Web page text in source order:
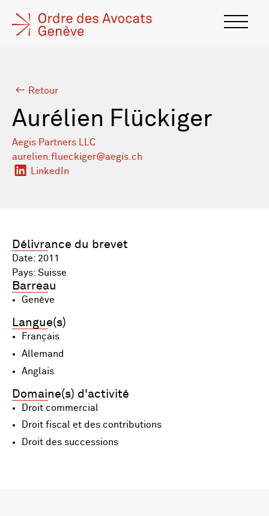
Retour
Aurélien Flückiger
Aegis Partners LLC
aurelien.flueckiger@aegis.ch
LinkedIn
Délivrance du brevet
Date: 2011
Pays: Suisse
Barreau
Genève
Langue(s)
Français
Allemand
Anglais
Domaine(s) d'activité
Droit commercial
Droit fiscal et des contributions
Droit des successions